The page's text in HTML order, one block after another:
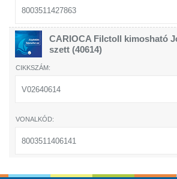
8003511427863
CARIOCA Filctoll kimosható
szett (40614)
V02640614
8003511406141